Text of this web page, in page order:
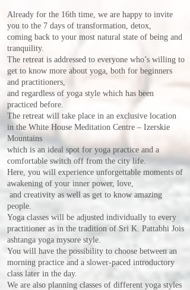
Already for the 16th time, we are happy to invite
you to the 7 days of transformation, detox,
coming back to your most natural state of being and
tranquility.
The retreat is addressed to everyone who’s willing to
get to know more about yoga, both for beginners
and practitioners,
and regardless of yoga style which has been
practiced before.
The retreat will take place in an exclusive location
in the White House Meditation Centre – Izerskie
Mountains
which is an ideal spot for yoga practice and a
comfortable switch off from the city life.
Here, you will experience unforgettable moments of
awakening of your inner power, love,
and creativity as well as get to know amazing
people.
Yoga classes will be adjusted individually to every
practitioner as in the tradition of Sri K. Pattabhi Jois
ashtanga yoga mysore style.
You will have the possibility to choose between an
morning practice and a slower-paced introductory
class later in the day.
We are also planning classes of different yoga styles